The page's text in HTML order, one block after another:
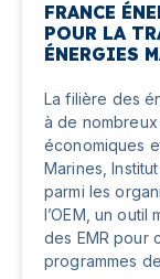
FRANCE
POUR LA
ÉNERGIES
La filière des
à de
économiques
Marines,
parmi les
l’OEM, un
des EMR pour
programmes